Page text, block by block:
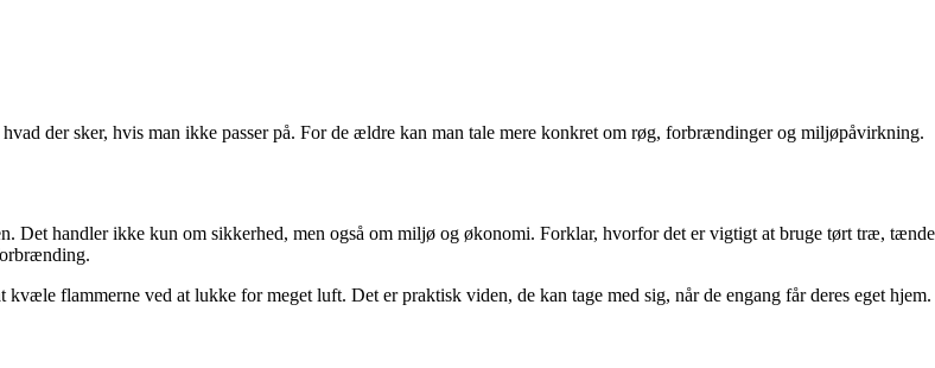
der sker, hvis man ikke passer på. For de ældre kan man tale mere konkret om røg, forbrændinger og miljøpåvirkning.
handler ikke kun om sikkerhed, men også om miljø og økonomi. Forklar, hvorfor det er vigtigt at bruge tørt træ, tænde
flammerne ved at lukke for meget luft. Det er praktisk viden, de kan tage med sig, når de engang får deres eget hjem.